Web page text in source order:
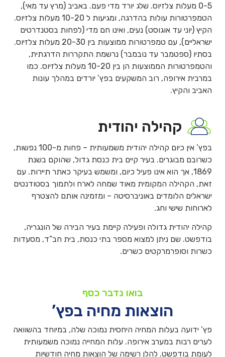
0-5 מעלות צלזיוס. שלג יורד מדי פעם. באביב (מרץ עד מאי),
הטמפרטורות עולות בהדרגה, ומגיעות ל 10-20 מעלות צלזיוס.
הקיץ (יוני עד אוגוסט) נעים, ואינו חם מדי (לפחות בסטנדרטים
ישראליים), עם טמפרטורות ממוצעות בין 20-30 מעלות צלזיוס.
בסתיו (ספטמבר עד נובמבר) נרשמת התקררות הדרגתית,
והטמפרטורות הממוצעות הן בין 10-20 מעלות צלזיוס. כמו
במרבית אירופה, רוב המשקעים בפץ’ יורדים במהלך עונות
האביב והקיץ.
קהילה יהודית
בפץ’ אין כיום קהילה יהודית משמעותית – פחות מ-100 נפשות,
כשרובם מבוגרים. בעיר קיים בית כנסת גדול, שהוקם בשנת
1869, אך הוא אינו פעיל כיום, ומשמש בעיקר כאתר תיירות. עם
זאת, הקהילה המקומית מאוד שמחה לארח ולתמוך בסטודנטים
ישראלים הלומדים באוניברסיטה – ומזמינה אותם להצטרף
לארוחות שישי וחג.
קהילה יהודית גדולה ופעילה קיימת בעיר הבירה של הונגריה,
בודפשט. שם ניתן למצוא מספר בתי כנסת, בית חב”ד, מסעדות
כשרות וסופרמרקטים כשרים.
בואו נדבר כסף
הוצאות מחיה בפץ’
פץ’ ידועה בעלות המחיה היחסית נמוכה שלה, במיוחד בהשוואה
לערים רבות במערב אירופה. עלות המחייה נמוכה משמעותית
לעומת בודפשט. להלן רשימה של הוצאות מחיה חודשיות